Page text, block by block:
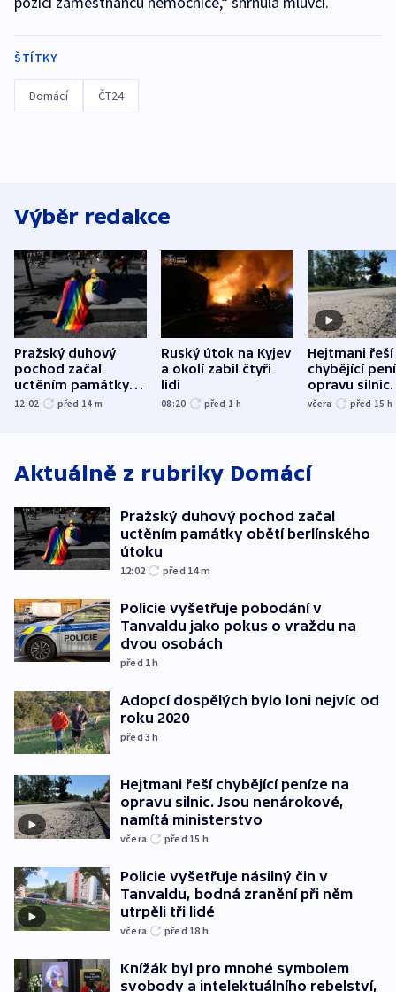
ŠTÍTKY
Domácí ČT24
Výběr redakce
Pražský duhový
pochod začal
uctěním památky
obětí berlínského
12:02 před 14 m
Ruský útok na Kyjev
a okolí zabil čtyři
lidi
08:20 před 1 h
Hejtmani řeší
chybějící
opravu silnic.
nenárokové,
včera před 15 h
Aktuálně z rubriky Domácí
Pražský duhový pochod začal
uctěním památky obětí berlínského
útoku
12:02 před 14m
Policie vyšetřuje pobodání v
Tanvaldu jako pokus o vraždu na
dvou osobách
před 1h
Adopcí dospělých bylo loni nejvíc od
roku 2020
před 3h
Hejtmani řeší chybějící peníze na
opravu silnic. Jsou nenárokové,
namítá ministerstvo
včera před 15 h
Policie vyšetřuje násilný čin v
Tanvaldu, bodná zranění při něm
utrpěli tři lidé
včera před 18 h
Knížák byl pro mnohé symbolem
svobody a intelektuálního rebelství,